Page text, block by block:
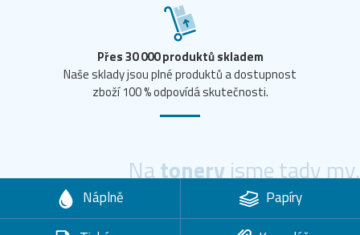
Přes 30 000 produktů skladem
Naše sklady jsou plné produktů a dostupnost
zboží 100 % odpovídá skutečnosti.
Natoneryjsme tady my.
Náplně
Papíry